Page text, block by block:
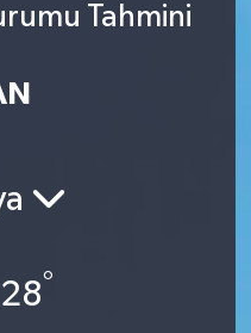
Tahmini
28°